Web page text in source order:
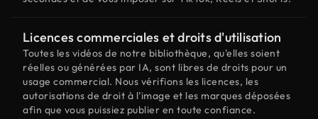
Licences commerciales et droits d'utilisation
Toutes les vidéos de notre bibliothèque, qu'elles soient
réelles ou générées par IA, sont libres de droits pour un
usage commercial. Nous vérifions les licences, les
autorisations de droit à l'image et les marques déposées
afin que vous puissiez publier en toute confiance.